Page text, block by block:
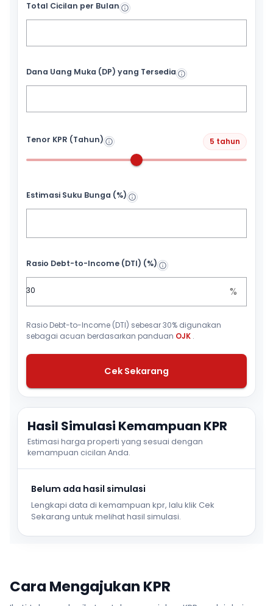
Total Cicilan per Bulan
Dana Uang Muka (DP) yang Tersedia
Tenor KPR (Tahun) 5 tahun
Estimasi Suku Bunga (%)
Rasio Debt-to-Income (DTI) (%)
%
Rasio Debt-to-Income (DTI) sebesar 30% digunakan
sebagai acuan berdasarkan panduan OJK .
Cek Sekarang
Hasil Simulasi Kemampuan KPR
Estimasi harga properti yang sesuai dengan
kemampuan cicilan Anda.
Belum ada hasil simulasi
Lengkapi data di kemampuan kpr, lalu klik Cek
Sekarang untuk melihat hasil simulasi.
Cara Mengajukan KPR